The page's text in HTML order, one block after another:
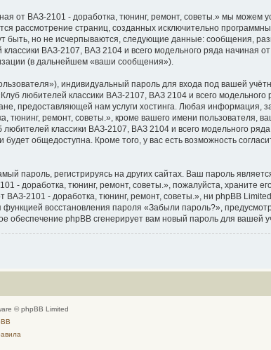
от ВАЗ-2101 - доработка, тюнинг, ремонт, советы.» мы можем
рассмотрение страниц, созданных исключительно
но не исчерпываются, следующие данные: сообщения,
ВАЗ-2107, ВАЗ 2104 и всего модельного ряда начиная
(в дальнейшем «ваши сообщения»).
индивидуальный пароль для входа под вашей
любителей классики ВАЗ-2107, ВАЗ 2104 и всего модельного
предоставляющей нам услуги хостинга. Любая информация,
ремонт, советы.», кроме вашего имени пользователя,
классики ВАЗ-2107, ВАЗ 2104 и всего модельного
общедоступна. Кроме того, у вас есть возможность
пароль, регистрируясь на других сайтах. Ваш пароль
- доработка, тюнинг, ремонт, советы.», пожалуйста, храните
2101 - доработка, тюнинг, ремонт, советы.», ни phpBB
восстановления пароля «Забыли пароль?»,
phpBB сгенерирует вам новый пароль для вашей
© phpBB Limited